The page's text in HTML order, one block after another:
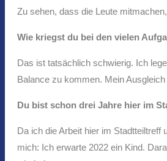
Zu sehen, dass die Leute
Wie kriegst du bei den vielen
Das ist tatsächlich schwierig. Ich
Balance zu kommen. Mein
Du bist schon drei Jahre hier im
Da ich die Arbeit hier im
mich: Ich erwarte 2022 ein Kind.